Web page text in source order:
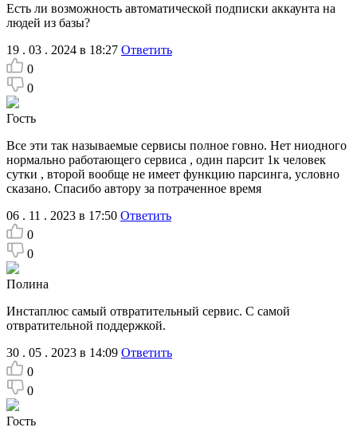
Есть ли возможность автоматической подписки аккаунта на
людей из базы?
19 . 03 . 2024 в 18:27 Ответить
0
0
Гость
Все эти так называемые сервисы полное говно. Нет ниодного
нормально работающего сервиса , один парсит 1к человек
сутки , второй вообще не имеет функцию парсинга, условно
сказано. Спасибо автору за потраченное время
06 . 11 . 2023 в 17:50 Ответить
0
0
Полина
Инстаплюс самый отвратительный сервис. С самой
отвратительной поддержкой.
30 . 05 . 2023 в 14:09 Ответить
0
0
Гость